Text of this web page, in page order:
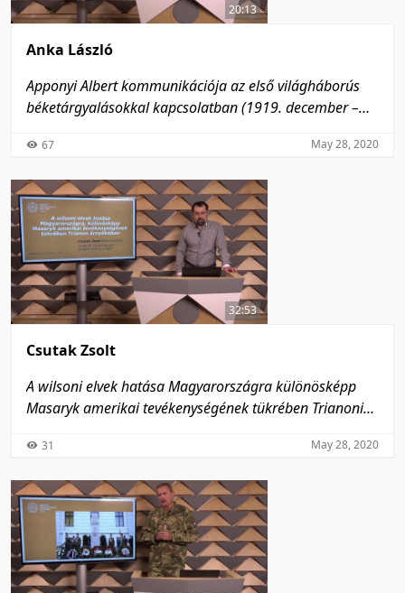
20:13
Anka László
Apponyi Albert kommunikációja az első világháborús
béketárgyalásokkal kapcsolatban (1919. december –
67 May 28, 2020
32:53
Csutak Zsolt
A wilsoni elvek hatása Magyarországra különösképp
Masaryk amerikai tevékenységének tükrében Trianoni
31 May 28, 2020